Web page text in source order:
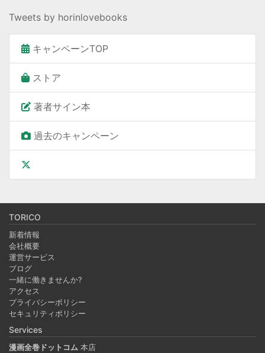
Tweets by horinlovebooks
キャンペーンTOP
ストア
著者サイン本
過去のキャンペーン
TORICO
新着情報
会社概要
運営サービス
ブログ
一緒に働きませんか?
アクセス
プライバシーポリシー
セキュリティポリシー
Services
漫画全巻ドットコム 本店